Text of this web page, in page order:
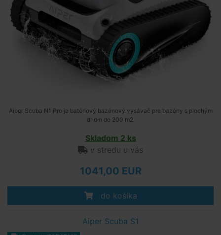
Aiper Scuba N1 Pro je batériový bazénový vysávač pre bazény s plochým
dnom do 200 m2.
Skladom 2 ks
v stredu u vás
1041,00 EUR
do košíka
Aiper Scuba S1